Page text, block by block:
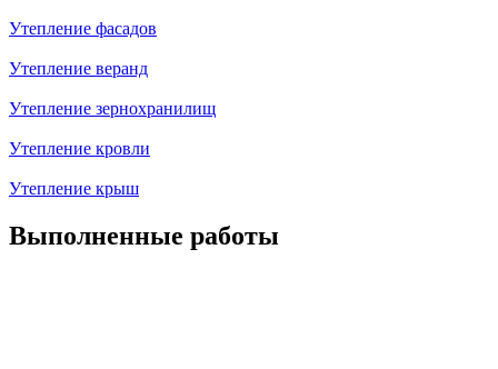
Утепление фасадов
Утепление веранд
Утепление зернохранилищ
Утепление кровли
Утепление крыш
Выполненные работы